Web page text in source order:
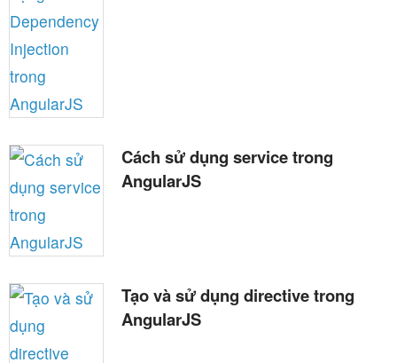
Cách sử dụng service trong
AngularJS
Tạo và sử dụng directive trong
AngularJS